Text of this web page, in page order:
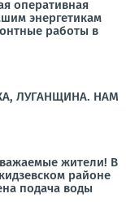
оперативная
энергетикам
работы в
ЛУГАНЩИНА. НАМ
жители! В
районе
подача воды